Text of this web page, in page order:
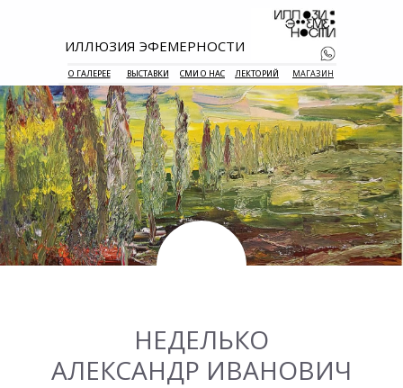
МАГАЗИН
ЛЕКТОРИЙ
СМИ О НАС
ВЫСТАВКИ
О ГАЛЕРЕЕ
ИЛЛЮЗИЯ ЭФЕМЕРНОСТИ
+7 938 177
НЕДЕЛЬКО
АЛЕКСАНДР ИВАНОВИЧ